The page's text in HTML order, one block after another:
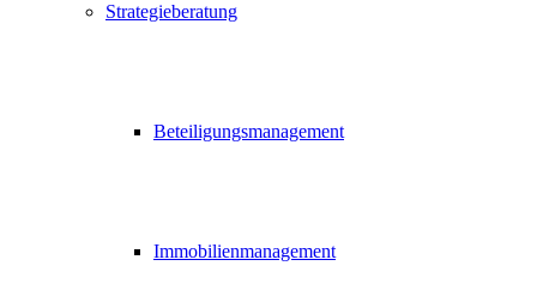
Strategieberatung
Beteiligungsmanagement
Immobilienmanagement